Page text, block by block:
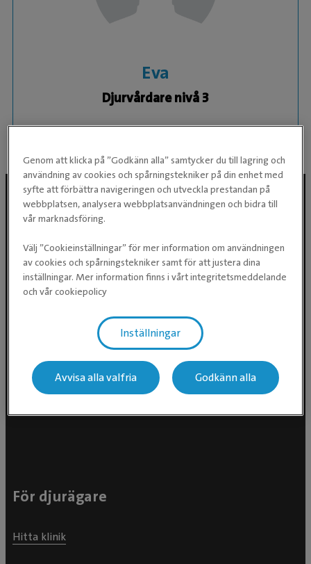
Eva
Djurvårdare nivå 3
Följ oss i sociala medier
Evidensia Djursjukvård AB
Östhammarsgatan 74
115 28 Stockholm
För djurägare
Hitta klinik
Genom att klicka på ”Godkänn alla” samtycker du till lagring och
användning av cookies och spårningstekniker på din enhet med
syfte att förbättra navigeringen och utveckla prestandan på
webbplatsen, analysera webbplatsanvändningen och bidra till
vår marknadsföring.
Välj ”Cookieinställningar” för mer information om användningen
av cookies och spårningstekniker samt för att justera dina
inställningar. Mer information finns i vårt integritetsmeddelande
och vår cookiepolicy
Inställningar
Avvisa alla valfria Godkänn alla